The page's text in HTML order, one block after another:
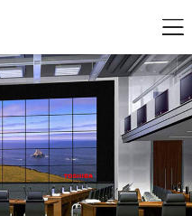
静态账本”到“动态